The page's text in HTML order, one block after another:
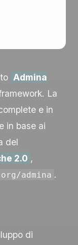
Admina
La
e in
in base ai
del
2.0 ,
admina .
di